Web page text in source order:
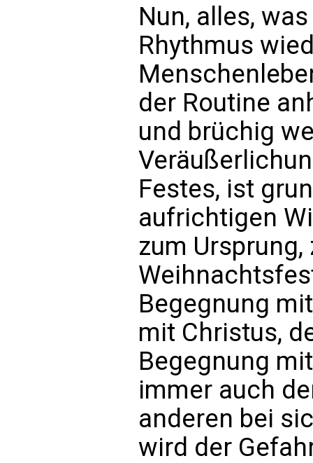
Nun, alles,
Rhythmus
der Routine
und brüchig
Festes, ist
aufrichtigen
zum
Begegnung
mit Christus,
Begegnung
immer auch
anderen bei
wird der